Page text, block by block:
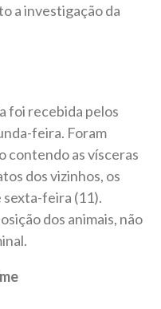
a investigação da
foi recebida pelos
feira. Foram
contendo as vísceras
dos vizinhos, os
sexta-feira (11).
dos animais, não